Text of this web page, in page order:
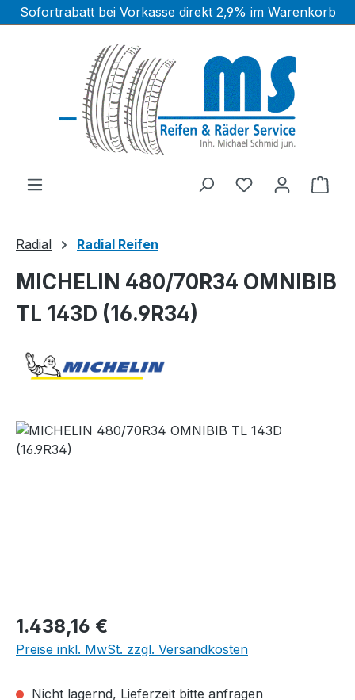
Zum Hauptinhalt springen
Sofortrabatt bei Vorkasse direkt 2,9% im Warenkorb
Radial Radial Reifen
MICHELIN 480/70R34 OMNIBIB
TL 143D (16.9R34)
Bildergalerie überspringen
Regulärer Preis:
1.438,16 €
Preise inkl. MwSt. zzgl. Versandkosten
Nicht lagernd, Lieferzeit bitte anfragen